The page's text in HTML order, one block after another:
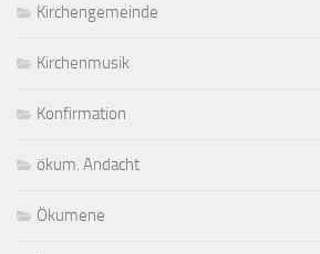
Kirchengemeinde
Kirchenmusik
Konfirmation
ökum. Andacht
Ökumene